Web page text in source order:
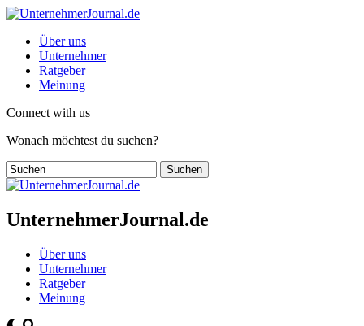
Über uns
Unternehmer
Ratgeber
Meinung
Connect with us
Wonach möchtest du suchen?
UnternehmerJournal.de
Über uns
Unternehmer
Ratgeber
Meinung